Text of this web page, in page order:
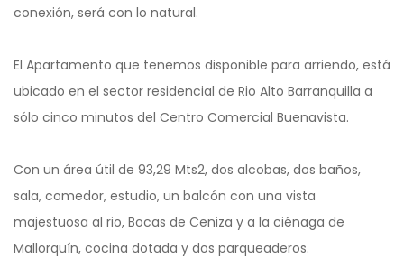
conexión, será con lo natural.
El Apartamento que tenemos disponible para arriendo, está
ubicado en el sector residencial de Rio Alto Barranquilla a
sólo cinco minutos del Centro Comercial Buenavista.
Con un área útil de 93,29 Mts2, dos alcobas, dos baños,
sala, comedor, estudio, un balcón con una vista
majestuosa al rio, Bocas de Ceniza y a la ciénaga de
Mallorquín, cocina dotada y dos parqueaderos.